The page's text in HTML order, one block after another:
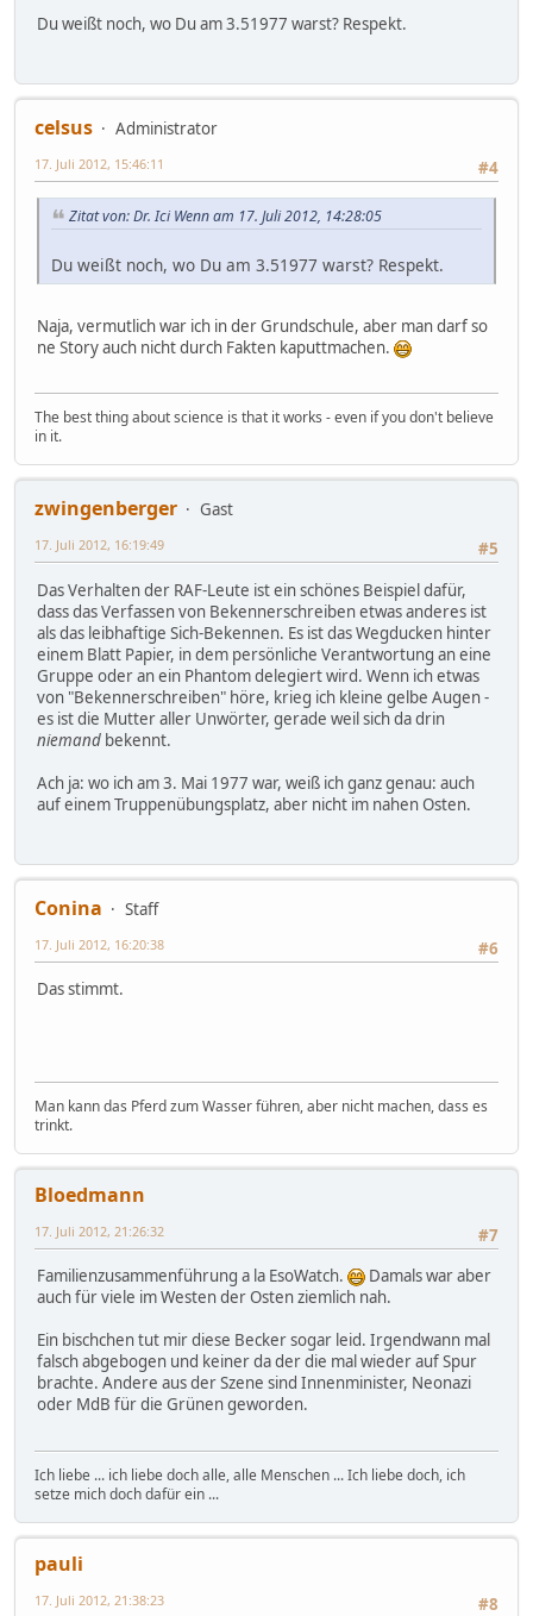
Du weißt noch, wo Du am 3.51977 warst? Respekt.
celsus
Administrator
#4
17. Juli 2012, 15:46:11
Zitat von: Dr. Ici Wenn am 17. Juli 2012, 14:28:05
Du weißt noch, wo Du am 3.51977 warst? Respekt.
Naja, vermutlich war ich in der Grundschule, aber man darf so
ne Story auch nicht durch Fakten kaputtmachen.
The best thing about science is that it works - even if you don't believe
in it.
zwingenberger
Gast
#5
17. Juli 2012, 16:19:49
Das Verhalten der RAF-Leute ist ein schönes Beispiel dafür,
dass das Verfassen von Bekennerschreiben etwas anderes ist
als das leibhaftige Sich-Bekennen. Es ist das Wegducken hinter
einem Blatt Papier, in dem persönliche Verantwortung an eine
Gruppe oder an ein Phantom delegiert wird. Wenn ich etwas
von "Bekennerschreiben" höre, krieg ich kleine gelbe Augen -
es ist die Mutter aller Unwörter, gerade weil sich da drin
niemand bekennt.
Ach ja: wo ich am 3. Mai 1977 war, weiß ich ganz genau: auch
auf einem Truppenübungsplatz, aber nicht im nahen Osten.
Conina
Staff
#6
17. Juli 2012, 16:20:38
Das stimmt.
Man kann das Pferd zum Wasser führen, aber nicht machen, dass es
trinkt.
Bloedmann
#7
17. Juli 2012, 21:26:32
Familienzusammenführung a la EsoWatch.
Damals war aber
auch für viele im Westen der Osten ziemlich nah.
Ein bischchen tut mir diese Becker sogar leid. Irgendwann mal
falsch abgebogen und keiner da der die mal wieder auf Spur
brachte. Andere aus der Szene sind Innenminister, Neonazi
oder MdB für die Grünen geworden.
Ich liebe ... ich liebe doch alle, alle Menschen ... Ich liebe doch, ich
setze mich doch dafür ein ...
pauli
#8
17. Juli 2012, 21:38:23